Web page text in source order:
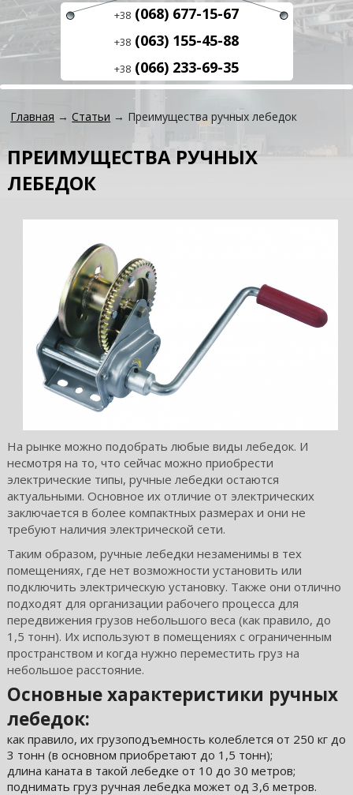
+38 (068) 677-15-67
+38 (063) 155-45-88
+38 (066) 233-69-35
Главная →Статьи → Преимущества ручных лебедок
ПРЕИМУЩЕСТВА РУЧНЫХ
ЛЕБЕДОК
На рынке можно подобрать любые виды лебедок. И
несмотря на то, что сейчас можно приобрести
электрические типы, ручные лебедки остаются
актуальными. Основное их отличие от электрических
заключается в более компактных размерах и они не
требуют наличия электрической сети.
Таким образом, ручные лебедки незаменимы в тех
помещениях, где нет возможности установить или
подключить электрическую установку. Также они отлично
подходят для организации рабочего процесса для
передвижения грузов небольшого веса (как правило, до
1,5 тонн). Их используют в помещениях с ограниченным
пространством и когда нужно переместить груз на
небольшое расстояние.
Основные характеристики ручных
лебедок:
как правило, их грузоподъемность колеблется от 250 кг до
3 тонн (в основном приобретают до 1,5 тонн);
длина каната в такой лебедке от 10 до 30 метров;
поднимать груз ручная лебедка может од 3,6 метров.